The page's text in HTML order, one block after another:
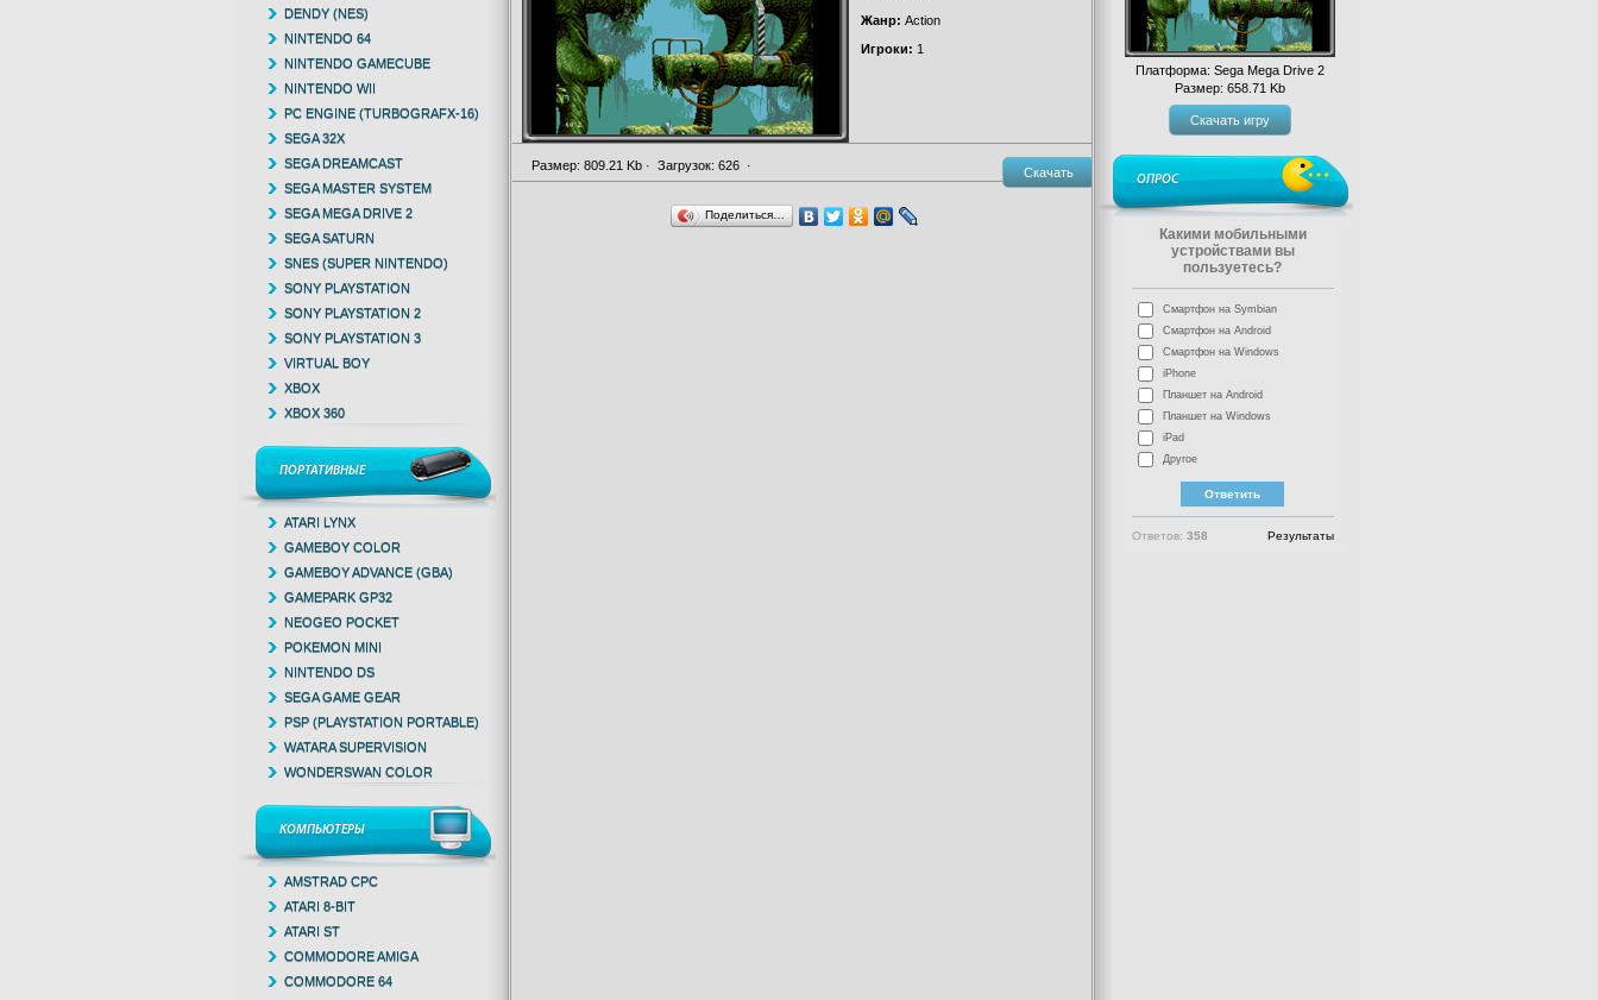
Жанр: Action
Игроки: 1
Размер: 809.21 Kb · Загрузок: 626 · Скачать
Поделиться…
DENDY (NES)
NINTENDO 64
NINTENDO GAMECUBE
NINTENDO WII
PC ENGINE (TURBOGRAFX-16)
SEGA 32X
SEGA DREAMCAST
SEGA MASTER SYSTEM
SEGA MEGA DRIVE 2
SEGA SATURN
SNES (SUPER NINTENDO)
SONY PLAYSTATION
SONY PLAYSTATION 2
SONY PLAYSTATION 3
VIRTUAL BOY
XBOX
XBOX 360
ПОРТАТИВНЫЕ
ATARI LYNX
GAMEBOY COLOR
GAMEBOY ADVANCE (GBA)
GAMEPARK GP32
NEOGEO POCKET
POKEMON MINI
NINTENDO DS
SEGA GAME GEAR
PSP (PLAYSTATION PORTABLE)
WATARA SUPERVISION
WONDERSWAN COLOR
КОМПЬЮТЕРЫ
AMSTRAD CPC
ATARI 8-BIT
ATARI ST
COMMODORE AMIGA
COMMODORE 64
Платформа: Sega Mega Drive 2
Размер: 658.71 Kb
Скачать игру
ОПРОС
Какими мобильными
устройствами вы
пользуетесь?
Смартфон на Symbian
Смартфон на Android
Смартфон на Windows
iPhone
Планшет на Android
Планшет на Windows
iPad
Другое
Ответов: 358 Результаты